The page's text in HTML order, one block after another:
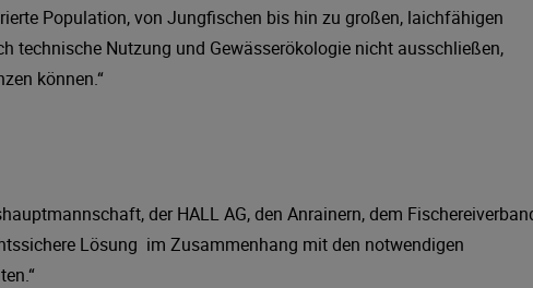
Population, von Jungfischen bis hin zu großen, laichfähigen
technische Nutzung und Gewässerökologie nicht ausschließen,
können.“
der HALL AG, den Anrainern, dem
Lösung im Zusammenhang mit den notwendigen